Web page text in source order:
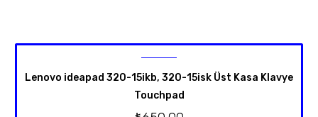
Lenovo ideapad 320-15ikb, 320-15isk Üst Kasa Klavye
Touchpad